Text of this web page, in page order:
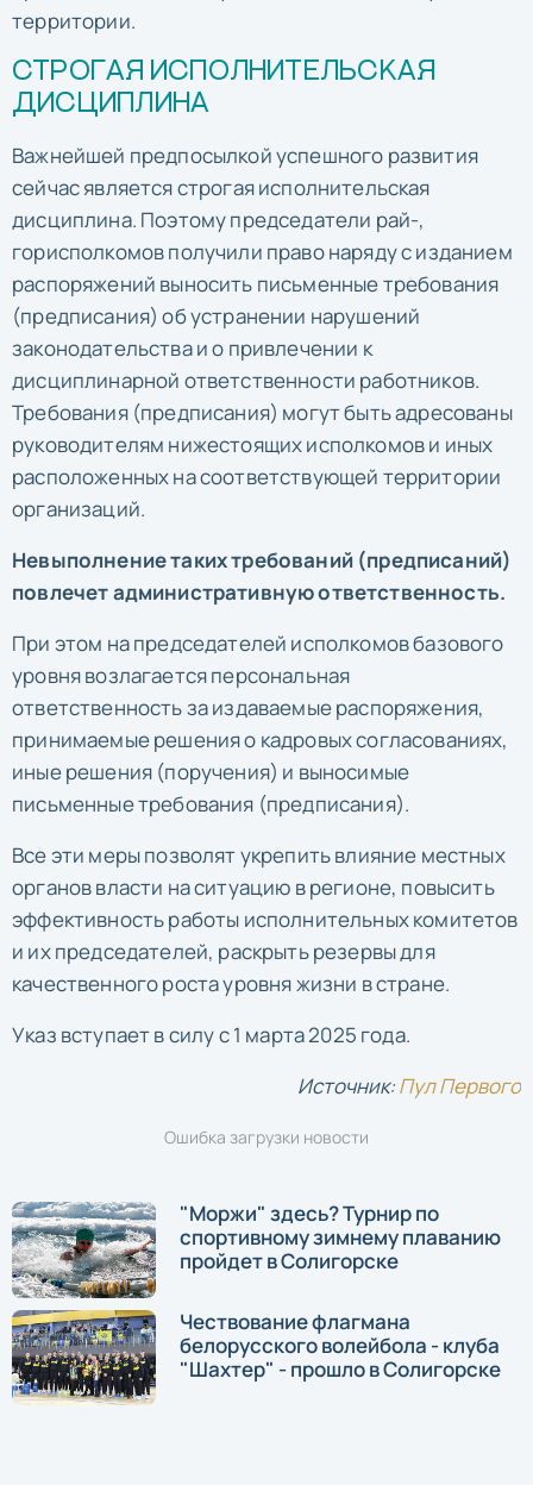
территории.
СТРОГАЯ ИСПОЛНИТЕЛЬСКАЯ
ДИСЦИПЛИНА
Важнейшей предпосылкой успешного развития
сейчас является строгая исполнительская
дисциплина. Поэтому председатели рай-,
горисполкомов получили право наряду с изданием
распоряжений выносить письменные требования
(предписания) об устранении нарушений
законодательства и о привлечении к
дисциплинарной ответственности работников.
Требования (предписания) могут быть адресованы
руководителям нижестоящих исполкомов и иных
расположенных на соответствующей территории
организаций.
Невыполнение таких требований (предписаний)
повлечет административную ответственность.
При этом на председателей исполкомов базового
уровня возлагается персональная
ответственность за издаваемые распоряжения,
принимаемые решения о кадровых согласованиях,
иные решения (поручения) и выносимые
письменные требования (предписания).
Все эти меры позволят укрепить влияние местных
органов власти на ситуацию в регионе, повысить
эффективность работы исполнительных комитетов
и их председателей, раскрыть резервы для
качественного роста уровня жизни в стране.
Указ вступает в силу с 1 марта 2025 года.
Источник:Пул Первого
Ошибка загрузки новости
"Моржи" здесь? Турнир по
спортивному зимнему плаванию
пройдет в Солигорске
Чествование флагмана
белорусского волейбола - клуба
"Шахтер" - прошло в Солигорске